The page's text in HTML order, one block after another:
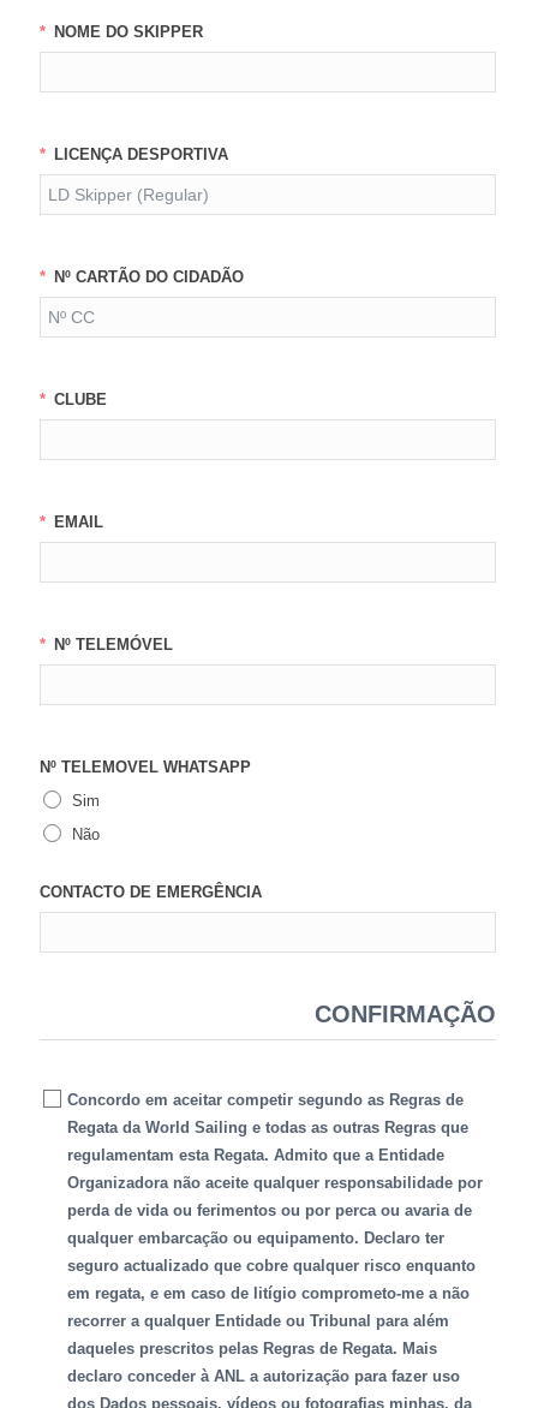
NOME DO SKIPPER
LICENÇA DESPORTIVA
Nº CARTÃO DO CIDADÃO
CLUBE
EMAIL
Nº TELEMÓVEL
Nº TELEMOVEL WHATSAPP
Sim
Não
CONTACTO DE EMERGÊNCIA
CONFIRMAÇÃO
Concordo em aceitar competir segundo as Regras de
Regata da World Sailing e todas as outras Regras que
regulamentam esta Regata. Admito que a Entidade
Organizadora não aceite qualquer responsabilidade por
perda de vida ou ferimentos ou por perca ou avaria de
qualquer embarcação ou equipamento. Declaro ter
seguro actualizado que cobre qualquer risco enquanto
em regata, e em caso de litígio comprometo-me a não
recorrer a qualquer Entidade ou Tribunal para além
daqueles prescritos pelas Regras de Regata. Mais
declaro conceder à ANL a autorização para fazer uso
dos Dados pessoais, vídeos ou fotografias minhas, da